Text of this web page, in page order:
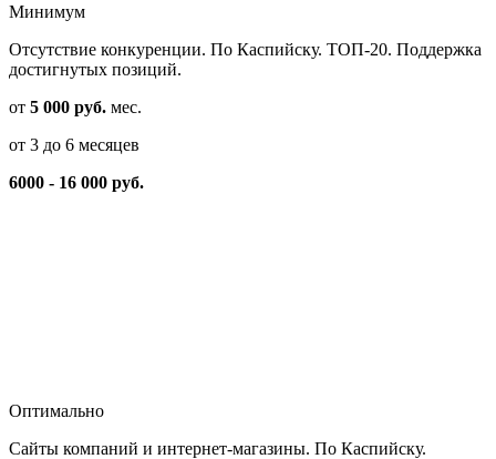
Минимум
Отсутствие конкуренции. По Каспийску. ТОП-20. Поддержка
достигнутых позиций.
от 5 000 руб. мес.
от 3 до 6 месяцев
6000 - 16 000 руб.
Оптимально
Cайты компаний и интернет-магазины. По Каспийску.